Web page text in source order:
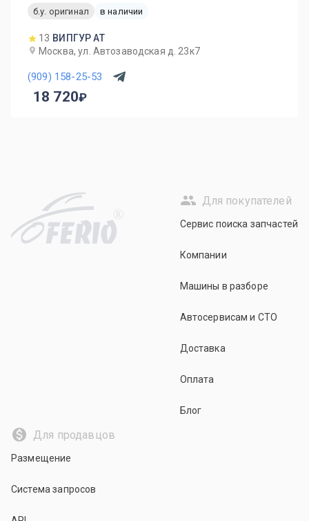
б.у. оригинал
в наличии
13 ВИПГУР АТ
Москва, ул. Автозаводская д. 23к7
(909) 158-25-53
18 720
R
Для покупателей
Сервис поиска запчастей
Компании
Машины в разборе
Автосервисам и СТО
Доставка
Оплата
Блог
Для продавцов
Размещение
Система запросов